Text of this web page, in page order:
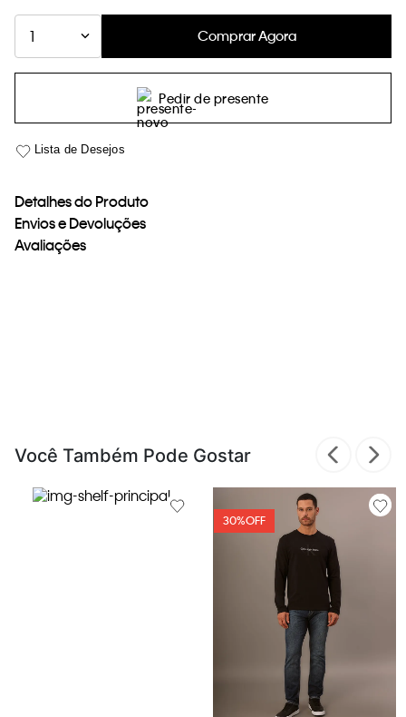
1 Comprar Agora
Pedir de presente
Detalhes do Produto
Envios e Devoluções
Avaliações
Você Também Pode Gostar
30%OFF